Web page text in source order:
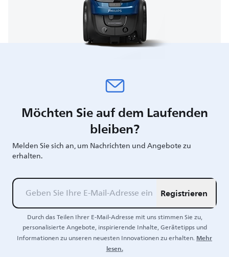
Möchten Sie auf dem Laufenden
bleiben?
Melden Sie sich an, um Nachrichten und Angebote zu
erhalten.
Registrieren
Durch das Teilen Ihrer E-Mail-Adresse mit uns stimmen Sie zu,
personalisierte Angebote, inspirierende Inhalte, Gerätetipps und
Informationen zu unseren neuesten Innovationen zu erhalten.Mehr
lesen.